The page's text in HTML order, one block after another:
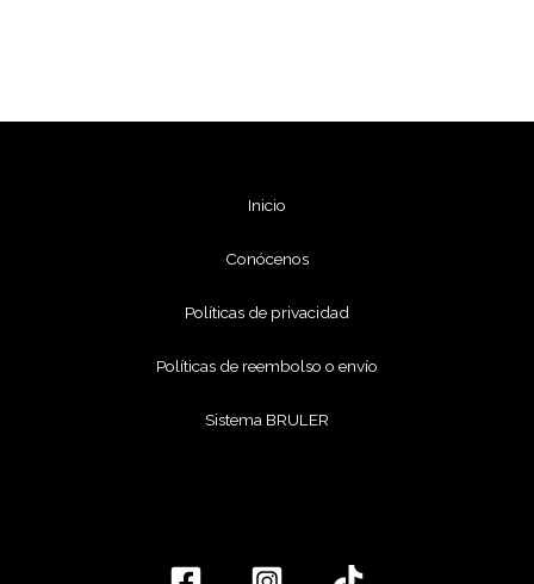
Inicio
Conócenos
Políticas de privacidad
Políticas de reembolso o envío
Sistema BRULER